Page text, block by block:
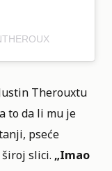
Therouxtu
to da li mu je
pseće
slici. „Imao